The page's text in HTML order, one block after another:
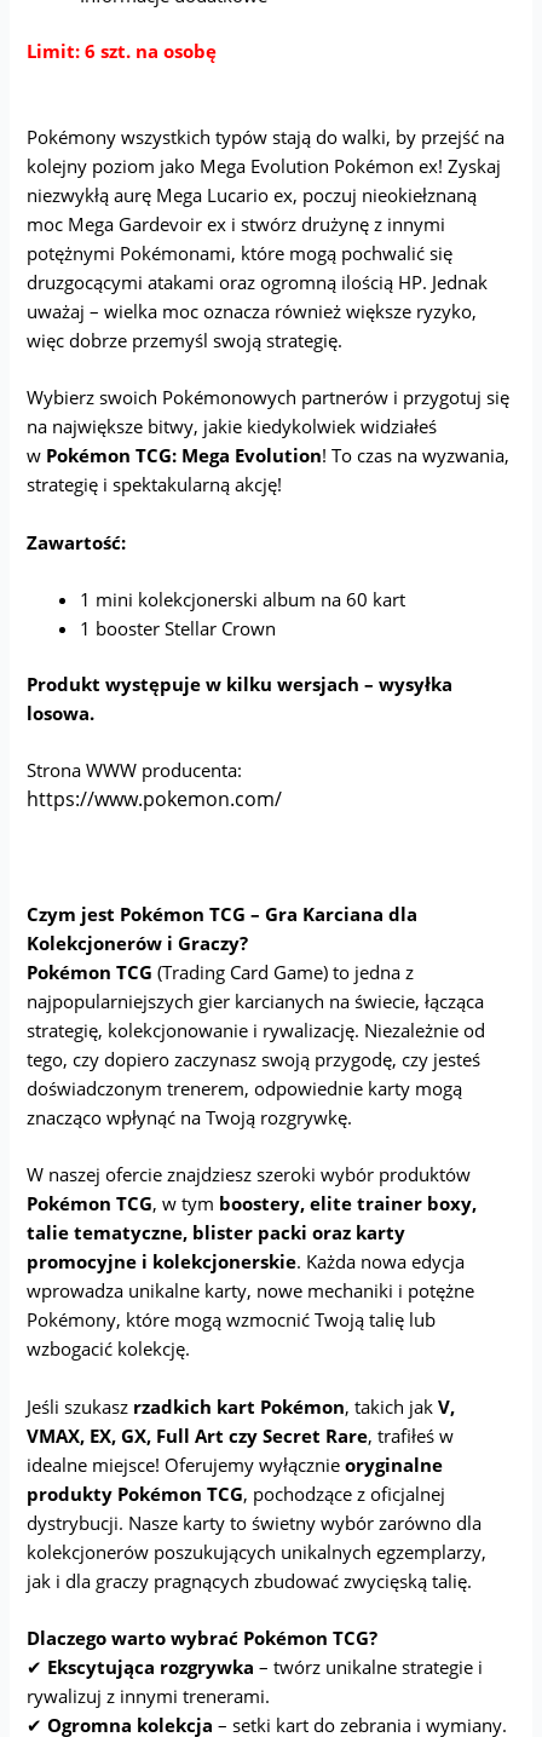
Limit: 6 szt. na osobę
Pokémony wszystkich typów stają do walki, by przejść na
kolejny poziom jako Mega Evolution Pokémon ex! Zyskaj
niezwykłą aurę Mega Lucario ex, poczuj nieokiełznaną
moc Mega Gardevoir ex i stwórz drużynę z innymi
potężnymi Pokémonami, które mogą pochwalić się
druzgocącymi atakami oraz ogromną ilością HP. Jednak
uważaj – wielka moc oznacza również większe ryzyko,
więc dobrze przemyśl swoją strategię.
Wybierz swoich Pokémonowych partnerów i przygotuj się
na największe bitwy, jakie kiedykolwiek widziałeś
w Pokémon TCG: Mega Evolution! To czas na wyzwania,
strategię i spektakularną akcję!
Zawartość:
1 mini kolekcjonerski album na 60 kart
1 booster Stellar Crown
Produkt występuje w kilku wersjach – wysyłka
losowa.
Strona WWW producenta:
https://www.pokemon.com/
Czym jest Pokémon TCG – Gra Karciana dla
Kolekcjonerów i Graczy?
Pokémon TCG (Trading Card Game) to jedna z
najpopularniejszych gier karcianych na świecie, łącząca
strategię, kolekcjonowanie i rywalizację. Niezależnie od
tego, czy dopiero zaczynasz swoją przygodę, czy jesteś
doświadczonym trenerem, odpowiednie karty mogą
znacząco wpłynąć na Twoją rozgrywkę.
W naszej ofercie znajdziesz szeroki wybór produktów
Pokémon TCG, w tym boostery, elite trainer boxy,
talie tematyczne, blister packi oraz karty
promocyjne i kolekcjonerskie. Każda nowa edycja
wprowadza unikalne karty, nowe mechaniki i potężne
Pokémony, które mogą wzmocnić Twoją talię lub
wzbogacić kolekcję.
Jeśli szukasz rzadkich kart Pokémon, takich jakV,
VMAX, EX, GX, Full Art czy Secret Rare, trafiłeś w
idealne miejsce! Oferujemy wyłącznieoryginalne
produkty Pokémon TCG, pochodzące z oficjalnej
dystrybucji. Nasze karty to świetny wybór zarówno dla
kolekcjonerów poszukujących unikalnych egzemplarzy,
jak i dla graczy pragnących zbudować zwycięską talię.
Dlaczego warto wybrać Pokémon TCG?
✔ Ekscytująca rozgrywka – twórz unikalne strategie i
rywalizuj z innymi trenerami.
✔Ogromna kolekcja – setki kart do zebrania i wymiany.